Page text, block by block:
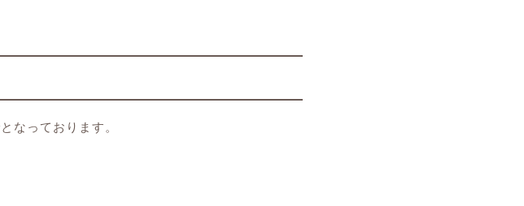
なっております。